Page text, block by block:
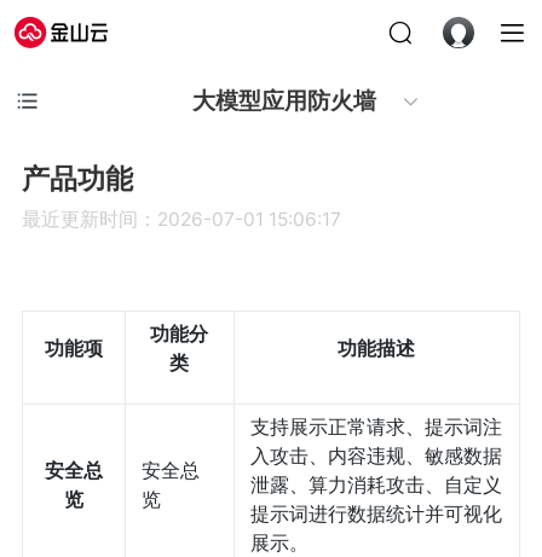
大模型应用防火墙
产品功能
最近更新时间：2026-07-01 15:06:17
功能项
功能分
类
功能描述
安全总
览
安全总
览
支持展示正常请求、提示词注
入攻击、内容违规、敏感数据
泄露、算力消耗攻击、自定义
提示词进行数据统计并可视化
展示。